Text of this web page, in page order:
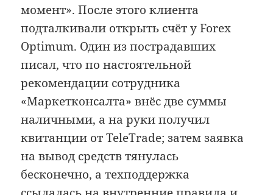
момент». После этого клиента
подталкивали открыть счёт у Forex
Optimum. Один из пострадавших
писал, что по настоятельной
рекомендации сотрудника
«Маркетконсалта» внёс две суммы
наличными, а на руки получил
квитанции от TeleTrade; затем заявка
на вывод средств тянулась
бесконечно, а техподдержка